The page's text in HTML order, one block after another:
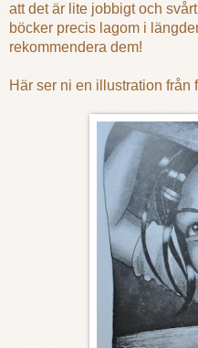
att det är lite jobbigt och
böcker precis lagom i
rekommendera dem!
Här ser ni en illustration från